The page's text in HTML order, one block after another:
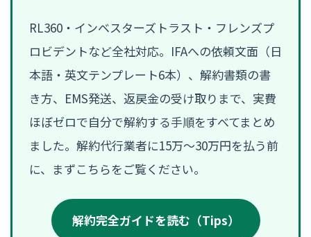
RL360・インベスターズトラスト・フレンズプ
ロビデントなど全社対応。IFAへの依頼文面（日
本語・英文テンプレート6本）、解約書類の書
き方、EMS発送、返戻金の受け取りまで、実費
ほぼゼロで自分で解約する手順をすべてまとめ
ました。解約代行業者に15万〜30万円を払う前
に、まずこちらをご覧ください。
解約完全ガイドを読む（Tips）